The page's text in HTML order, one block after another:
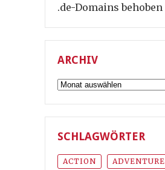
.de-Domains behoben
ARCHIV
Archiv
SCHLAGWÖRTER
ACTION ADVENTURE